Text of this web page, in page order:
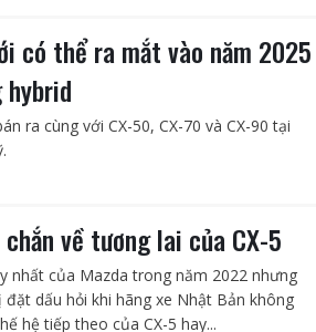
có thể ra mắt vào năm 2025
ra cùng với CX-50, CX-70 và CX-90 tại
về tương lai của CX-5
nhất của Mazda trong năm 2022 nhưng
dấu hỏi khi hãng xe Nhật Bản không
hệ tiếp theo của CX-5 hay...